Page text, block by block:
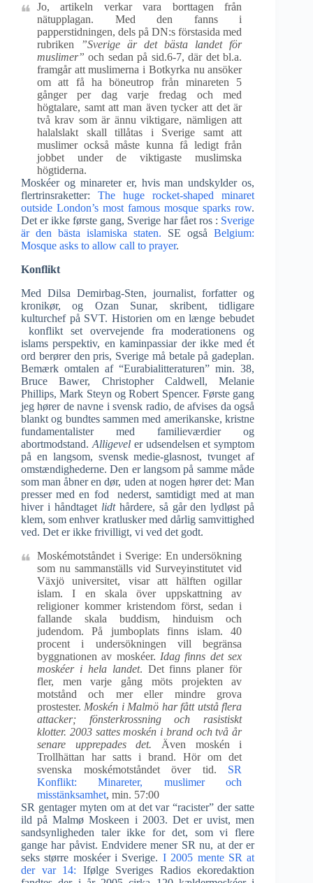
Jo, artikeln verkar vara borttagen från
nätupplagan. Med den fanns i
papperstidningen, dels på DN:s förstasida med
rubriken
”Sverige är det bästa landet för
muslimer” och sedan på sid.6-7, där det bl.a.
framgår att muslimerna i Botkyrka nu ansöker
om att få ha böneutrop från minareten 5
gånger per dag varje fredag och med
högtalare, samt att man även tycker att det är
två krav som är ännu viktigare, nämligen att
halalslakt skall tillåtas i Sverige samt att
muslimer också måste kunna få ledigt från
jobbet under de viktigaste muslimska
högtiderna.
Moskéer og minareter er, hvis man undskylder os,
flertrinsraketter:The huge rocket-shaped minaret
outside London’s most famous mosque sparks row.
Det er ikke første gang, Sverige har fået ros : Sverige
är den bästa islamiska staten. SE ogsåBelgium:
Mosque asks to allow call to prayer.
Konflikt
Med Dilsa Demirbag-Sten, journalist, forfatter og
kronikør, og Ozan Sunar, skribent, tidligare
kulturchef på SVT. Historien om en længe bebudet
konflikt set overvejende fra moderationens og
islams perspektiv, en kaminpassiar der ikke med ét
ord berører den pris, Sverige må betale på gadeplan.
Bemærk omtalen af “Eurabialitteraturen” min. 38,
Bruce Bawer, Christopher Caldwell, Melanie
Phillips, Mark Steyn og Robert Spencer. Første gang
jeg hører de navne i svensk radio, de afvises da også
blankt og bundtes sammen med amerikanske, kristne
fundamentalister med familieværdier og
abortmodstand. Alligeveler udsendelsen et symptom
på en langsom, svensk medie-glasnost, tvunget af
omstændighederne. Den er langsom på samme måde
som man åbner en dør, uden at nogen hører det: Man
presser med en fod nederst, samtidigt med at man
hiver i håndtaget lidt hårdere, så går den lydløst på
klem, som enhver kratlusker med dårlig samvittighed
ved. Det er ikke frivilligt, vi ved det godt.
Moskémotståndet i Sverige: En undersökning
som nu sammanställs vid Surveyinstitutet vid
Växjö universitet, visar att hälften ogillar
islam. I en skala över uppskattning av
religioner kommer kristendom först, sedan i
fallande skala buddism, hinduism och
judendom. På jumboplats finns islam. 40
procent i undersökningen vill begränsa
byggnationen av moskéer. Idag finns det sex
moskéer i hela landet. Det finns planer för
fler, men varje gång möts projekten av
motstånd och mer eller mindre grova
prostester. Moskén i Malmö har fått utstå flera
attacker; fönsterkrossning och rasistiskt
klotter. 2003 sattes moskén i brand och två år
senare upprepades det. Även moskén i
Trollhättan har satts i brand. Hör om det
svenska moskémotståndet över tid. SR
Konflikt: Minareter, muslimer och
misstänksamhet, min. 57:00
SR gentager myten om at det var “racister” der satte
ild på Malmø Moskeen i 2003. Det er uvist, men
sandsynligheden taler ikke for det, som vi flere
gange har påvist. Endvidere mener SR nu, at der er
seks større moskéer i Sverige. I 2005 mente SR at
der var 14: Ifølge Sveriges Radios ekoredaktion